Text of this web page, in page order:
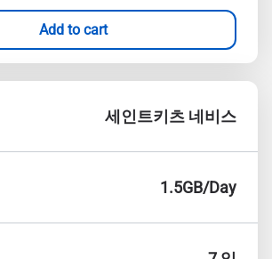
Add to cart
세인트키츠 네비스
1.5GB/Day